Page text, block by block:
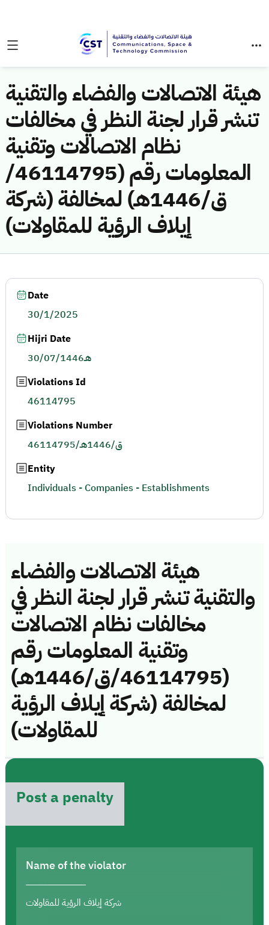
هيئة الاتصالات والفضاء والتقنية
تنشر قرار لجنة النظر في مخالفات
نظام الاتصالات وتقنية
المعلومات رقم (46114795/
ق/1446هـ) لمخالفة (شركة
إيلاف الرؤية للمقاولات)
هيئة الاتصالات والفضاء
والتقنية تنشر قرار لجنة النظر في
مخالفات نظام الاتصالات
وتقنية المعلومات رقم
(46114795/ق/1446هـ)
لمخالفة (شركة إيلاف الرؤية
للمقاولات)
Post a penalty
Name of the violator
شركة إيلاف الرؤية للمقاولات
Date
30/1/2025
Hijri Date
30/07/1446هـ
Violations Id
46114795
Violations Number
46114795/ق/1446هـ
Entity
Individuals - Companies - Establishments